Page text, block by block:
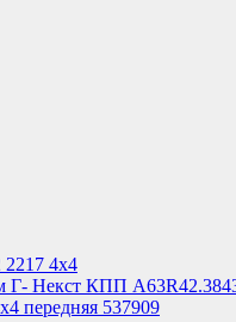
2217 4х4
Г- Некст КПП
передняя 537909